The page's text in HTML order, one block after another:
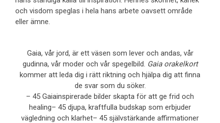
och visdom speglas i hela hans arbete oavsett område
eller ämne.
Gaia, vår jord, är ett väsen som lever och andas, vår
gudinna, vår moder och vår spegelbild. Gaia orakelkort
kommer att leda dig i rätt riktning och hjälpa dig att finna
de svar som du söker.
– 45 Gaiainspirerade bilder skapta för att ge frid och
healing– 45 djupa, kraftfulla budskap som erbjuder
vägledning och klarhet– 45 självstärkande affirmationer